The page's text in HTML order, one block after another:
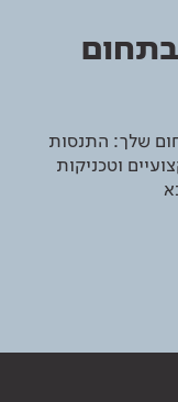
שלך: התנסות
וטכניקות